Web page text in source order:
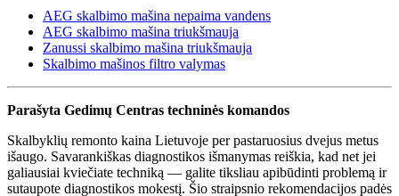
AEG skalbimo mašina nepaima vandens
AEG skalbimo mašina triukšmauja
Zanussi skalbimo mašina triukšmauja
Skalbimo mašinos filtro valymas
Parašyta Gedimų Centras techninės komandos
Skalbyklių remonto kaina Lietuvoje per pastaruosius dvejus metus
išaugo. Savarankiškas diagnostikos išmanymas reiškia, kad net jei
galiausiai kviečiate techniką — galite tiksliau apibūdinti problemą ir
sutaupote diagnostikos mokestį. Šio straipsnio rekomendacijos padės